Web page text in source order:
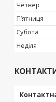
Четвер
Пʼятниця
Субота
Неділя